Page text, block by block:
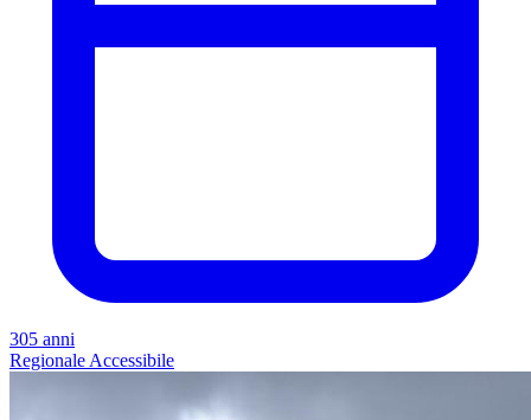
305 anni
Regionale Accessibile